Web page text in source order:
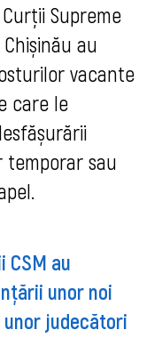
Supreme
au
vacante
care le
sau
CSM au
unor noi
judecători